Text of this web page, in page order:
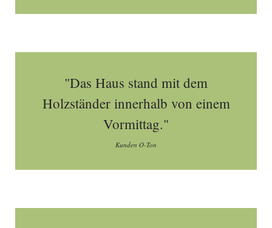
"Das Haus stand mit dem
Holzständer innerhalb von einem
Vormittag."
Kunden O-Ton